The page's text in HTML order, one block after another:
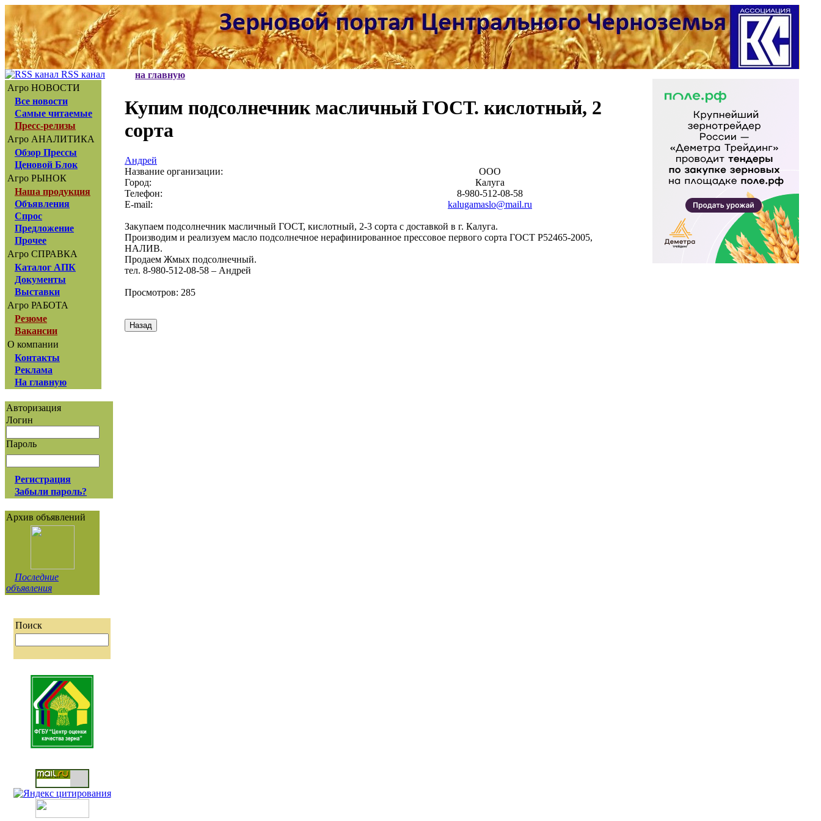
RSS канал
Агро НОВОСТИ
Все новости
Самые читаемые
Пресс-релизы
Агро АНАЛИТИКА
Обзор Прессы
Ценовой Блок
Агро РЫНОК
Наша продукция
Объявления
Спрос
Предложение
Прочее
Агро СПРАВКА
Каталог АПК
Документы
Выставки
Агро РАБОТА
Резюме
Вакансии
О компании
Контакты
Реклама
На главную
Авторизация
Логин
Пароль
Регистрация
Забыли пароль?
Архив объявлений
Последние
объявления
Поиск
на главную
Купим подсолнечник масличный ГОСТ. кислотный, 2
сорта
Андрей
Название организации:
ООО
Город:
Калуга
Телефон:
8-980-512-08-58
E-mail:
kalugamaslo@mail.ru
Закупаем подсолнечник масличный ГОСТ, кислотный, 2-3 сорта с доставкой в г. Калуга.
Производим и реализуем масло подсолнечное нерафинированное прессовое первого сорта ГОСТ Р52465-2005,
НАЛИВ.
Продаем Жмых подсолнечный.
тел. 8-980-512-08-58 – Андрей
Просмотров: 285